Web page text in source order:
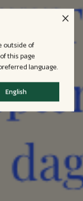
outside of
this page
language.
English